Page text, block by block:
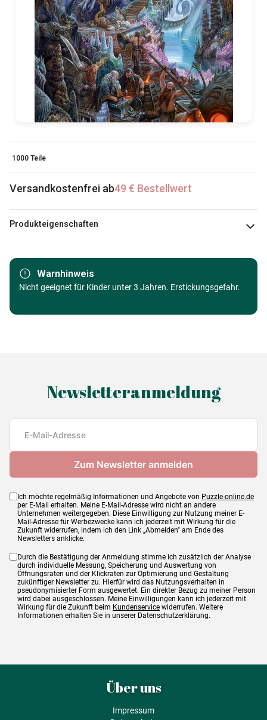
1000 Teile
Versandkostenfrei ab49 € Bestellwert
Produkteigenschaften
Marke Cobble Hill
Kategorie Puzzle - Drachen
Alter
Puzzle für Erwachsene (500 bis
625012401357
Warnhinweis
Nicht geeignet für Kinder unter 3 Jahren. Erstickungsgefahr.
Newsletteranmeldung
Ich möchte regelmäßig Informationen und Angebote von Puzzle-online.de
per E-Mail erhalten. Meine E-Mail-Adresse wird nicht an andere
Unternehmen weitergegeben. Diese Einwilligung zur Nutzung meiner E-
Mail-Adresse für Werbezwecke kann ich jederzeit mit Wirkung für die
Zukunft widerrufen, indem ich den Link „Abmelden" am Ende des
Newsletters anklicke.
Durch die Bestätigung der Anmeldung stimme ich zusätzlich der Analyse
durch individuelle Messung, Speicherung und Auswertung von
Öffnungsraten und der Klickraten zur Optimierung und Gestaltung
zukünftiger Newsletter zu. Hierfür wird das Nutzungsverhalten in
pseudonymisierter Form ausgewertet. Ein direkter Bezug zu meiner Person
wird dabei ausgeschlossen. Meine Einwilligungen kann ich jederzeit mit
Wirkung für die Zukunft beim Kundenservice widerrufen. Weitere
Informationen erhalten Sie in unserer Datenschutzerklärung.
Über uns
Impressum